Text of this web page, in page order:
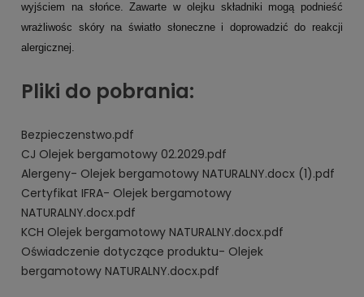
wyjściem na słońce. Zawarte w olejku składniki mogą podnieść
wrażliwośc skóry na światło słoneczne i doprowadzić do reakcji
alergicznej.
Pliki do pobrania:
Bezpieczenstwo.pdf
CJ Olejek bergamotowy 02.2029.pdf
Alergeny- Olejek bergamotowy NATURALNY.docx (1).pdf
Certyfikat IFRA- Olejek bergamotowy
NATURALNY.docx.pdf
KCH Olejek bergamotowy NATURALNY.docx.pdf
Oświadczenie dotyczące produktu- Olejek
bergamotowy NATURALNY.docx.pdf